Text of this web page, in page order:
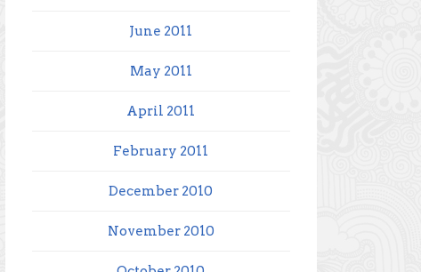
June 2011
May 2011
April 2011
February 2011
December 2010
November 2010